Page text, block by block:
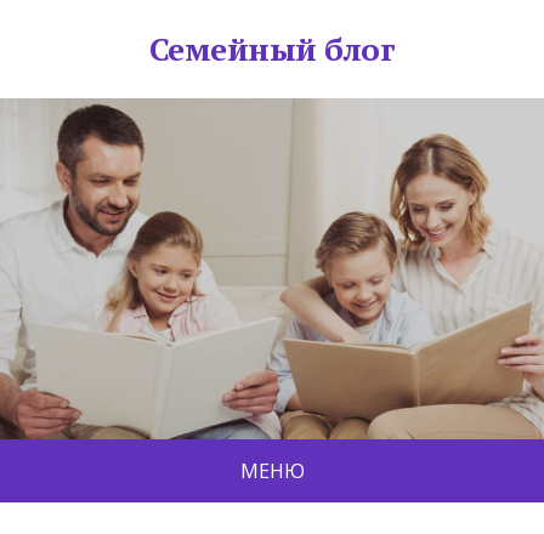
Семейный блог
МЕНЮ